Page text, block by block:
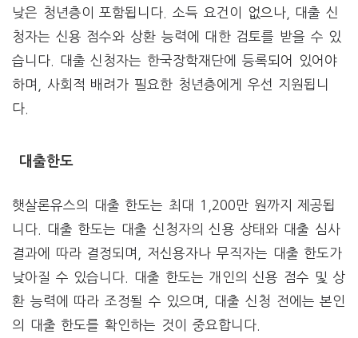
낮은 청년층이 포함됩니다. 소득 요건이 없으나, 대출 신
청자는 신용 점수와 상환 능력에 대한 검토를 받을 수 있
습니다. 대출 신청자는 한국장학재단에 등록되어 있어야
하며, 사회적 배려가 필요한 청년층에게 우선 지원됩니
다.
대출한도
햇살론유스의 대출 한도는 최대 1,200만 원까지 제공됩
니다. 대출 한도는 대출 신청자의 신용 상태와 대출 심사
결과에 따라 결정되며, 저신용자나 무직자는 대출 한도가
낮아질 수 있습니다. 대출 한도는 개인의 신용 점수 및 상
환 능력에 따라 조정될 수 있으며, 대출 신청 전에는 본인
의 대출 한도를 확인하는 것이 중요합니다.